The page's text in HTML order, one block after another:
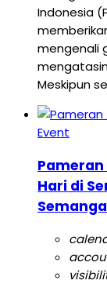
Indonesia
mengenali
Meskipun
Event
Hari di